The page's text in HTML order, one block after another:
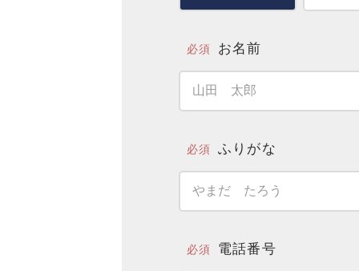
必須 お名前
必須 ふりがな
必須 電話番号